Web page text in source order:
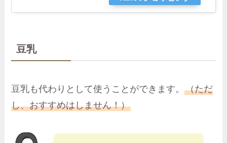
豆乳
豆乳も代わりとして使うことができます。（ただ
し、おすすめはしません！）